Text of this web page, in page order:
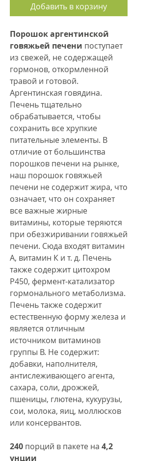
Добавить в корзину
Порошок аргентинской
говяжьей печени поступает
из свежей, не содержащей
гормонов, откормленной
травой и готовой.
Аргентинская говядина.
Печень тщательно
обрабатывается, чтобы
сохранить все хрупкие
питательные элементы. В
отличие от большинства
порошков печени на рынке,
наш порошок говяжьей
печени не содержит жира, что
означает, что он сохраняет
все важные жирные
витамины, которые теряются
при обезжиривании говяжьей
печени. Сюда входят витамин
А, витамин К и т. д. Печень
также содержит цитохром
Р450, фермент-катализатор
гормонального метаболизма.
Печень также содержит
естественную форму железа и
является отличным
источником витаминов
группы В. Не содержит:
добавки, наполнителя,
антислеживающего агента,
сахара, соли, дрожжей,
пшеницы, глютена, кукурузы,
сои, молока, яиц, моллюсков
или консервантов.
240 порций в пакете на 4,2
унции